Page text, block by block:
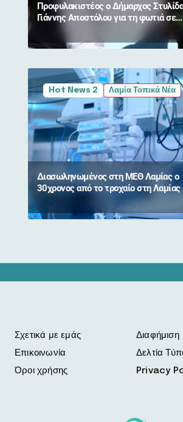
Προφυλακιστέος ο Δήμαρχος
Γιάννης Αποστόλου για τη φωτιά σε
Hot News 2 Λαμία Τοπικά Νέα
Διασωληνωμένος στη ΜΕΘ Λαμίας ο
30χρονος από το τροχαίο στη Λαμίας
Σχετικά με εμάς
Επικοινωνία
Όροι χρήσης
Διαφήμιση
Δελτία
Privacy